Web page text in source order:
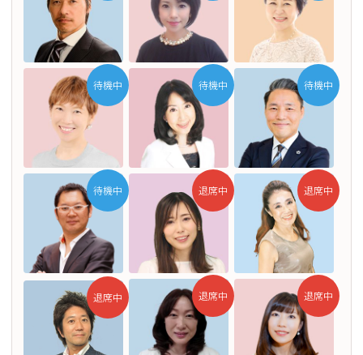
待機中 待機中 待機中
待機中 退席中 退席中
退席中 退席中 退席中